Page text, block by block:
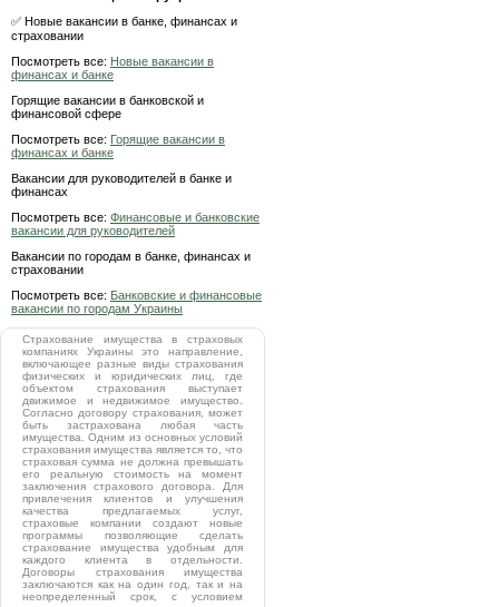
✅ Новые вакансии в банке, финансах и
страховании
Посмотреть все: Новые вакансии в
финансах и банке
Горящие вакансии в банковской и
финансовой сфере
Посмотреть все: Горящие вакансии в
финансах и банке
Вакансии для руководителей в банке и
финансах
Посмотреть все: Финансовые и банковские
вакансии для руководителей
Вакансии по городам в банке, финансах и
страховании
Посмотреть все: Банковские и финансовые
вакансии по городам Украины
Страхование имущества в страховых
компаниях Украины это направление,
включающее разные виды страхования
физических и юридических лиц, где
объектом страхования выступает
движимое и недвижимое имущество.
Согласно договору страхования, может
быть застрахована любая часть
имущества. Одним из основных условий
страхования имущества является то, что
страховая сумма не должна превышать
его реальную стоимость на момент
заключения страхового договора. Для
привлечения клиентов и улучшения
качества предлагаемых услуг,
страховые компании создают новые
программы позволяющие сделать
страхование имущества удобным для
каждого клиента в отдельности.
Договоры страхования имущества
заключаются как на один год, так и на
неопределенный срок, с условием